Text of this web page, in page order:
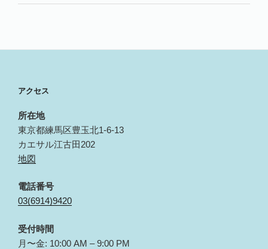
アクセス
所在地
東京都練馬区豊玉北1-6-13
カエサル江古田202
地図
電話番号
03(6914)9420
受付時間
月〜金: 10:00 AM – 9:00 PM